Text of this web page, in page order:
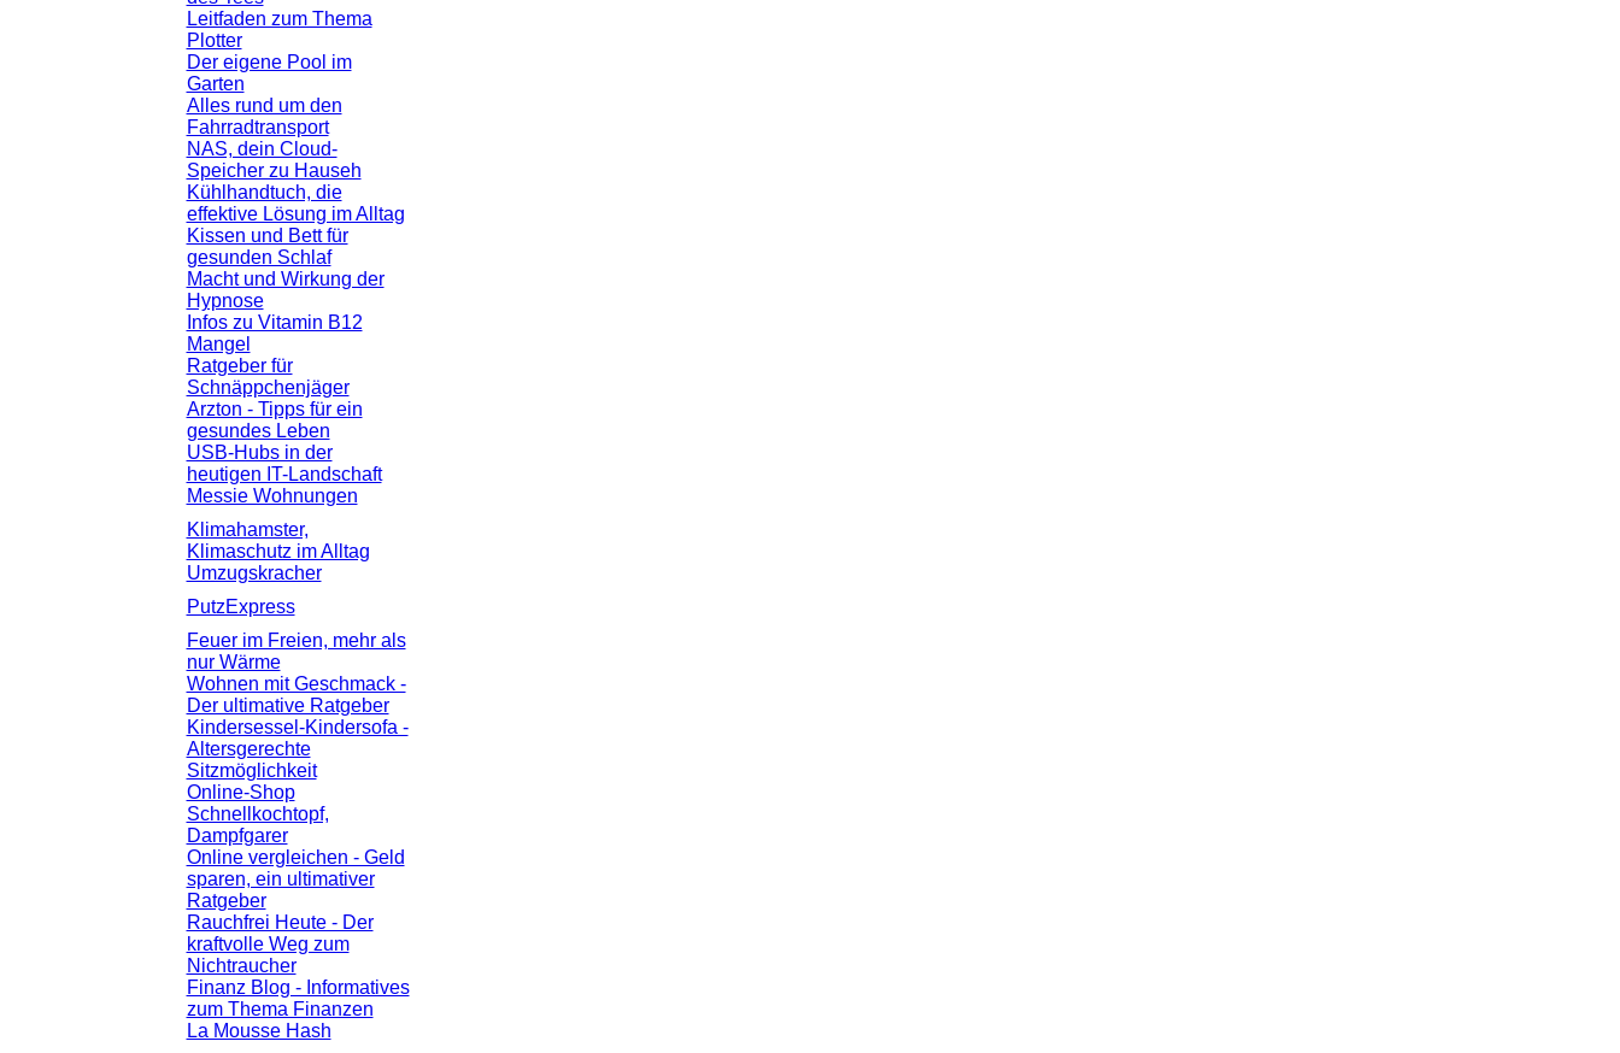
Leitfaden zum Thema
Plotter
Der eigene Pool im
Garten
Alles rund um den
Fahrradtransport
NAS, dein Cloud-
Speicher zu Hauseh
Kühlhandtuch, die
effektive Lösung im Alltag
Kissen und Bett für
gesunden Schlaf
Macht und Wirkung der
Hypnose
Infos zu Vitamin B12
Mangel
Ratgeber für
Schnäppchenjäger
Arzton - Tipps für ein
gesundes Leben
USB-Hubs in der
heutigen IT-Landschaft
Messie Wohnungen
Klimahamster,
Klimaschutz im Alltag
Umzugskracher
PutzExpress
Feuer im Freien, mehr als
nur Wärme
Wohnen mit Geschmack -
Der ultimative Ratgeber
Kindersessel-Kindersofa -
Altersgerechte
Sitzmöglichkeit
Online-Shop
Schnellkochtopf,
Dampfgarer
Online vergleichen - Geld
sparen, ein ultimativer
Ratgeber
Rauchfrei Heute - Der
kraftvolle Weg zum
Nichtraucher
Finanz Blog - Informatives
zum Thema Finanzen
La Mousse Hash